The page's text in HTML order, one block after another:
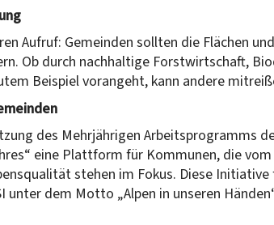
Aufruf: Gemeinden sollten die Flächen
Ob durch nachhaltige Forstwirtschaft,
Beispiel vorangeht, kann andere
des Mehrjährigen Arbeitsprogramms
eine Plattform für Kommunen, die
stehen im Fokus. Diese
unter dem Motto „Alpen in unseren